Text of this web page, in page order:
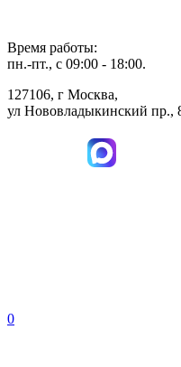
Время работы:
пн.-пт., с 09:00 - 18:00.
127106, г Москва,
ул Нововладыкинский пр.,
0